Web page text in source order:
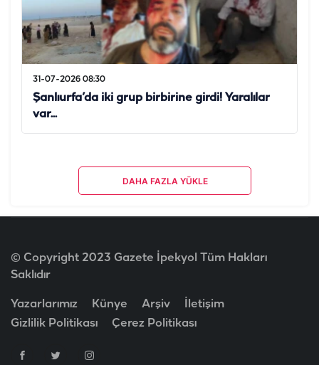
31-07-2026 08:30
Şanlıurfa’da iki grup birbirine girdi! Yaralılar
var...
DAHA FAZLA YÜKLE
© Copyright 2023 Gazete İpekyol Tüm Hakları
Saklıdır
Yazarlarımız Künye Arşiv
İletişim
Gizlilik Politikası
Çerez Politikası